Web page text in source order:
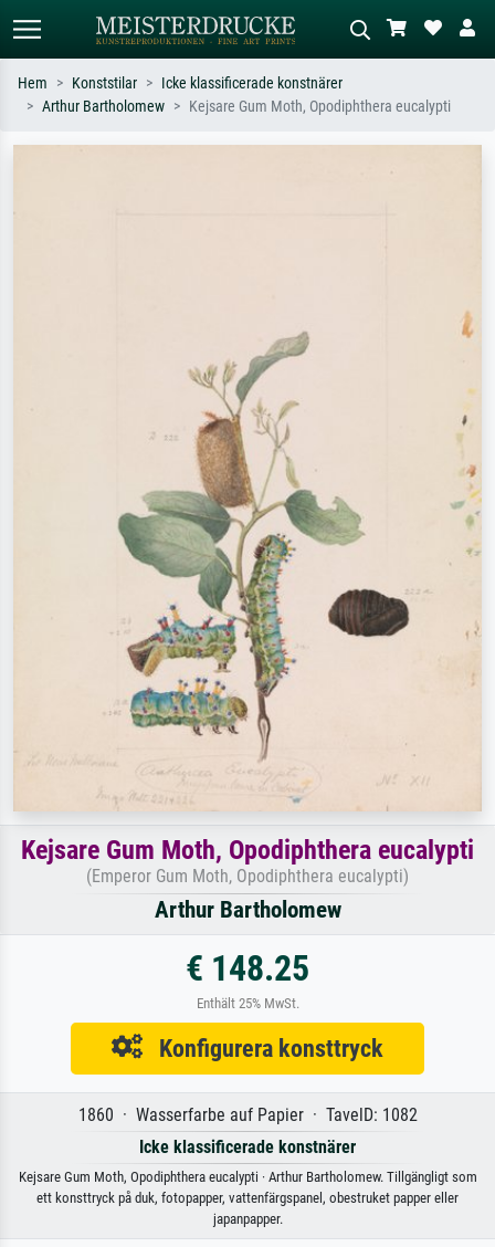
Hem Konststilar
Icke klassificerade konstnärer
Arthur Bartholomew
Kejsare Gum Moth, Opodiphthera eucalypti
Kejsare Gum Moth, Opodiphthera eucalypti
(Emperor Gum Moth, Opodiphthera eucalypti)
Arthur Bartholomew
€ 148.25
Enthält 25% MwSt.
Konfigurera konsttryck
1860 · Wasserfarbe auf Papier · TavelD: 1082
Icke klassificerade konstnärer
Kejsare Gum Moth, Opodiphthera eucalypti · Arthur Bartholomew. Tillgängligt som
ett konsttryck på duk, fotopapper, vattenfärgspanel, obestruket papper eller
japanpapper.